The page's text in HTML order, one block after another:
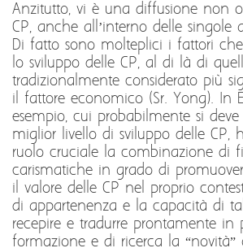
Anzitutto, vi è una diffusione non
CP, anche all’interno delle singole
Di fatto sono molteplici i fattori
lo sviluppo delle CP, al di là di
tradizionalmente considerato più
il fattore economico (Sr. Yong). In
esempio, cui probabilmente si deve
miglior livello di sviluppo delle CP,
ruolo cruciale la combinazione di
carismatiche in grado di
il valore delle CP nel proprio
di appartenenza e la capacità di
recepire e tradurre prontamente in
formazione e di ricerca la “novità”